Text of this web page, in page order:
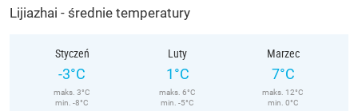
Lijiazhai - średnie temperatury
Styczeń
-3°C
maks. 3°C
min. -8°C
Luty
1°C
maks. 6°C
min. -5°C
Marzec
7°C
maks. 12°C
min. 0°C